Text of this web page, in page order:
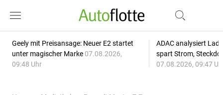
Geely mit Preisansage: Neuer E2 startet
unter magischer Marke 07.08.2026,
09:48 Uhr
ADAC analysiert
spart Strom,
07.08.2026, 09:47